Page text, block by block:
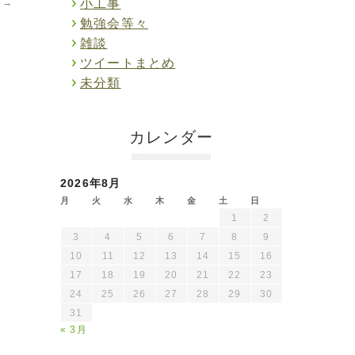
→
小工事
勉強会等々
雑談
ツイートまとめ
未分類
カレンダー
2026年8月
月 火 水 木 金 土 日
1
2
3
4 5 6 7 8
9
10
11 12 13 14 15
16
17
18 19 20 21 22
23
24
25 26 27 28 29
30
31
« 3月